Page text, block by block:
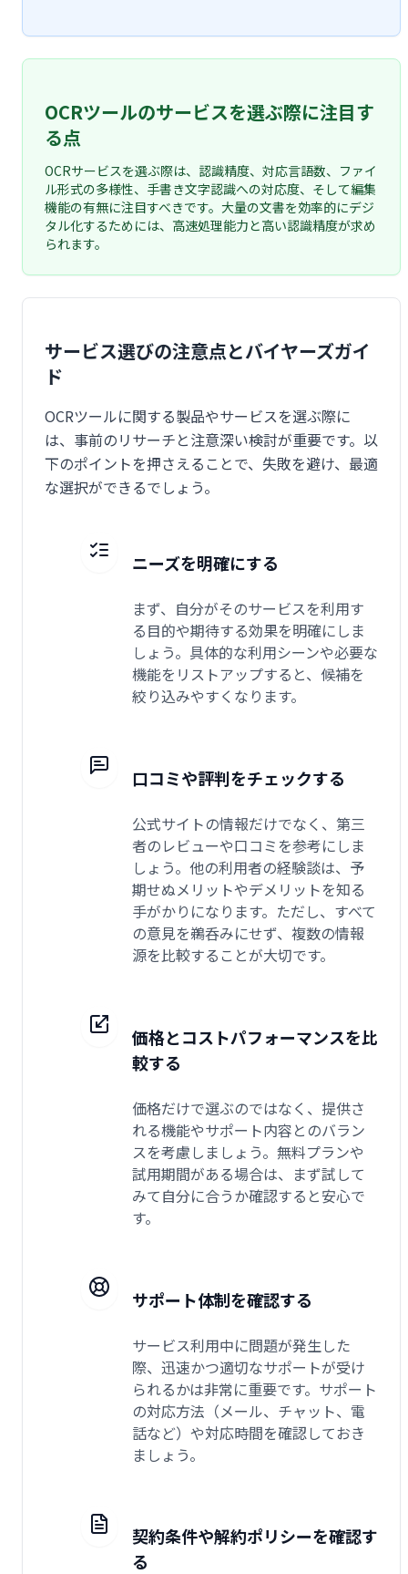
OCRツールのサービスを選ぶ際に注目す
る点
OCRサービスを選ぶ際は、認識精度、対応言語数、ファイ
ル形式の多様性、手書き文字認識への対応度、そして編集
機能の有無に注目すべきです。大量の文書を効率的にデジ
タル化するためには、高速処理能力と高い認識精度が求め
られます。
サービス選びの注意点とバイヤーズガイ
ド
OCRツールに関する製品やサービスを選ぶ際に
は、事前のリサーチと注意深い検討が重要です。以
下のポイントを押さえることで、失敗を避け、最適
な選択ができるでしょう。
ニーズを明確にする
まず、自分がそのサービスを利用す
る目的や期待する効果を明確にしま
しょう。具体的な利用シーンや必要な
機能をリストアップすると、候補を
絞り込みやすくなります。
口コミや評判をチェックする
公式サイトの情報だけでなく、第三
者のレビューや口コミを参考にしま
しょう。他の利用者の経験談は、予
期せぬメリットやデメリットを知る
手がかりになります。ただし、すべて
の意見を鵜呑みにせず、複数の情報
源を比較することが大切です。
価格とコストパフォーマンスを比
較する
価格だけで選ぶのではなく、提供さ
れる機能やサポート内容とのバラン
スを考慮しましょう。無料プランや
試用期間がある場合は、まず試して
みて自分に合うか確認すると安心で
す。
サポート体制を確認する
サービス利用中に問題が発生した
際、迅速かつ適切なサポートが受け
られるかは非常に重要です。サポート
の対応方法（メール、チャット、電
話など）や対応時間を確認しておき
ましょう。
契約条件や解約ポリシーを確認す
る